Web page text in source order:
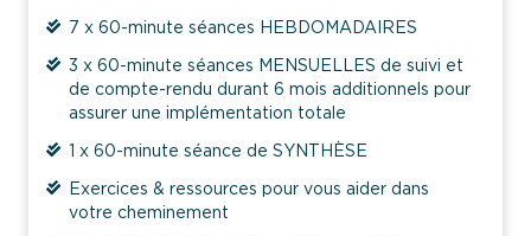
7 x 60-minute séances HEBDOMADAIRES
3 x 60-minute séances MENSUELLES de suivi et
de compte-rendu durant 6 mois additionnels pour
assurer une implémentation totale
1 x 60-minute séance de SYNTHÈSE
Exercices & ressources pour vous aider dans
votre cheminement